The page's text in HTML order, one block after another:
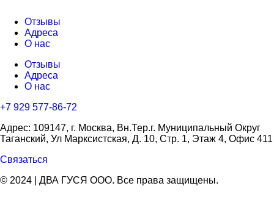
Отзывы
Адреса
О нас
Отзывы
Адреса
О нас
+7 929 577-86-72
Адрес: 109147, г. Москва, Вн.Тер.г. Муниципальный Округ
Таганский, Ул Марксистская, Д. 10, Стр. 1, Этаж 4, Офис 411
Связаться
© 2024 | ДВА ГУСЯ OOO. Все права защищены.